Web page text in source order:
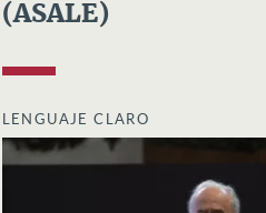
(ASALE)
LENGUAJE CLARO